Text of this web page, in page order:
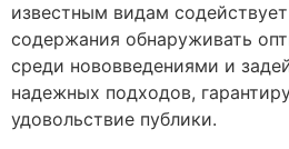
известным видам
содержания обнаруживать
среди нововведениями и
надежных подходов,
удовольствие публики.